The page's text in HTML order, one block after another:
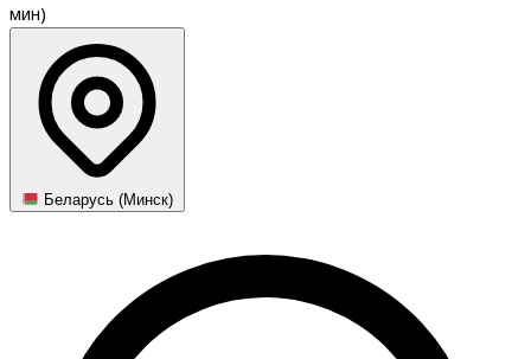
мин)
Беларусь (Минск)